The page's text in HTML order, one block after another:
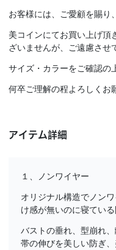
お客様には、ご愛顧を賜り
美コインにてお買い上げ頂
ざいませんが、ご遠慮させ
サイズ・カラーをご確認の
何卒ご理解の程よろしくお
アイテム詳細
１、ノンワイヤー
オリジナル構造でノン
け感が無いのに寝てい
バストの垂れ、型崩れ
帯の伸びを美しい防ぎ